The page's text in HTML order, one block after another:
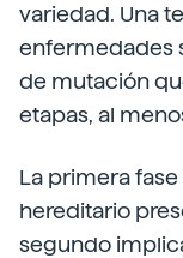
variedad. Una
enfermedades
de mutación
etapas, al
La primera
hereditario
segundo